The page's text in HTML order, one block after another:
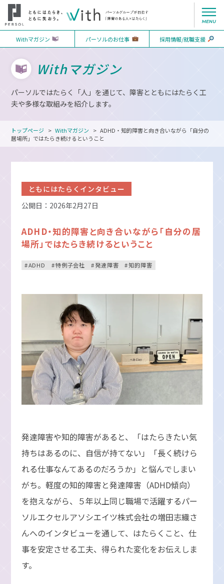
Withマガジン パーソルのお仕事 採用情報/就職支援
Withマガジン
パーソルではたらく「人」を通じて、障害とともにはたらく工
夫や多様な取組みを紹介します。
トップページ Withマガジン
ADHD・知的障害と向き合いながら「自分の
居場所」ではたらき続けるということ
ともにはたらくインタビュー
公開日：2026年2月27日
ADHD・知的障害と向き合いながら「自分の居
場所」ではたらき続けるということ
ADHD 特例子会社 発達障害 知的障害
発達障害や知的障害があると、「はたらきたい気
持ちはあるのに、自信が持てない」「長く続けら
れる仕事なんてあるのだろうか」と悩んでしまい
がち。軽度の知的障害と発達障害（ADHD傾向）
を抱えながら、５年以上同じ職場で活躍するパー
ソルエクセルアソシエイツ株式会社の増田志織さ
んへのインタビューを通して、はたらくこと、仕
事を安定させる工夫、得られた変化をお伝えしま
す。